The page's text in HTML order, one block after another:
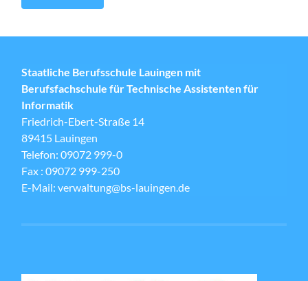
Staatliche Berufsschule Lauingen mit
Berufsfachschule für Technische Assistenten für
Informatik
Friedrich-Ebert-Straße 14
89415 Lauingen
Telefon: 09072 999-0
Fax : 09072 999-250
E-Mail: verwaltung@bs-lauingen.de